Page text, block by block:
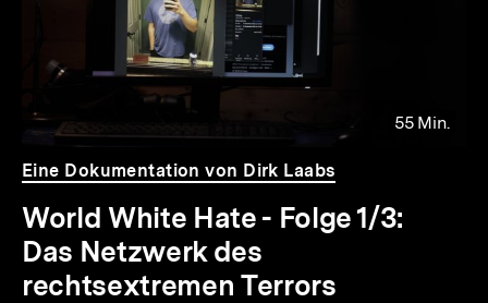
55 Min.
Video
Dauer
55
Min.
Eine Dokumentation von Dirk Laabs
World White Hate - Folge 1/3:
Das Netzwerk des
rechtsextremen Terrors